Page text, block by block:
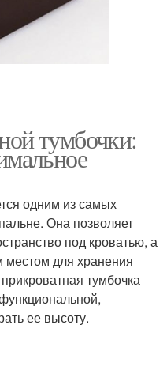
тумбочки:
одним из самых
Она позволяет
под кроватью, а
местом для хранения
тумбочка
ее высоту.